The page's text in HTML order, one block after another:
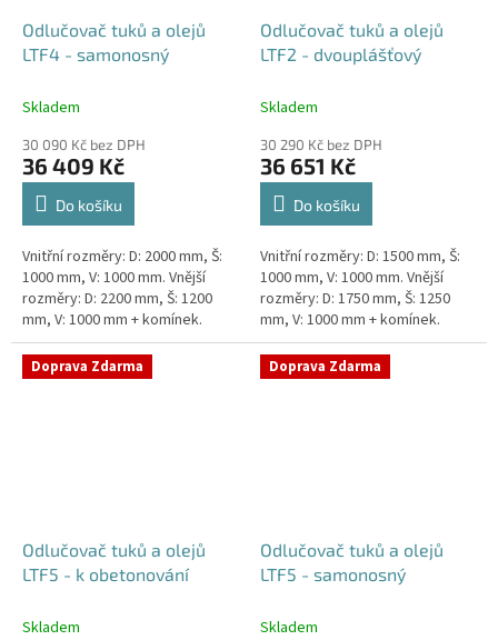
Odlučovač tuků a olejů
LTF4 - samonosný
Skladem
30 090 Kč bez DPH
36 409 Kč
Do košíku
Vnitřní rozměry: D: 2000 mm, Š:
1000 mm, V: 1000 mm. Vnější
rozměry: D: 2200 mm, Š: 1200
mm, V: 1000 mm + komínek.
Lapák tuků do 4l/s nebo 600
jídel denně Průměr a umístění...
Odlučovač tuků a olejů
LTF2 - dvouplášťový
Skladem
30 290 Kč bez DPH
36 651 Kč
Do košíku
Vnitřní rozměry: D: 1500 mm, Š:
1000 mm, V: 1000 mm. Vnější
rozměry: D: 1750 mm, Š: 1250
mm, V: 1000 mm + komínek.
Lapák tuků do 2l/s nebo 250
jídel denně Průměr a umístění...
Doprava Zdarma
Odlučovač tuků a olejů
LTF5 - k obetonování
Skladem
Doprava Zdarma
Odlučovač tuků a olejů
LTF5 - samonosný
Skladem